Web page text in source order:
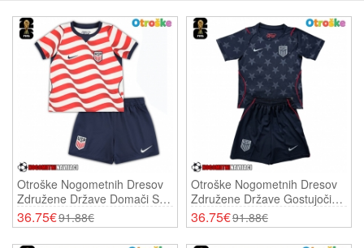
Otroške Nogometnih Dresov
Združene Države Domači SP
2026 Kratki Rokavi (+ Hlače)
36.75€91.88€
Otroške Nogometnih Dresov
Združene Države Gostujoči
SP 2026 Kratki Rokavi (+
Hlače)
36.75€91.88€